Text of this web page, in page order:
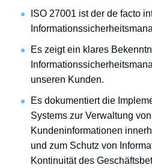
ISO 27001 ist der de facto
Es zeigt ein klares
unseren Kunden.
Es dokumentiert die
Systems zur Verwaltung
Kundeninformationen
und zum Schutz von
Kontinuität des